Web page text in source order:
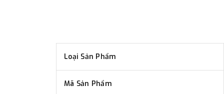
Loại Sản Phẩm
Mã Sản Phẩm